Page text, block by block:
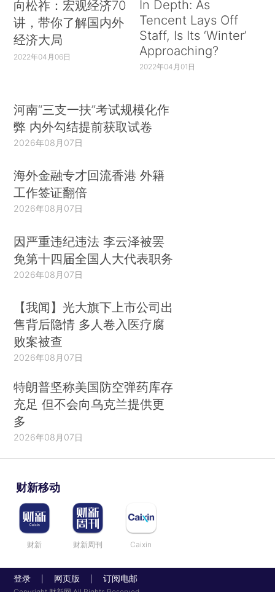
向松祚：宏观经济70
讲，带你了解国内外
经济大局
2022年04月06日
In Depth: As
Tencent Lays Off
Staff, Is Its ‘Winter’
Approaching?
2022年04月01日
河南“三支一扶”考试规模化作
弊 内外勾结提前获取试卷
2026年08月07日
海外金融专才回流香港 外籍
工作签证翻倍
2026年08月07日
因严重违纪违法 李云泽被罢
免第十四届全国人大代表职务
2026年08月07日
【我闻】光大旗下上市公司出
售背后隐情 多人卷入医疗腐
败案被查
2026年08月07日
特朗普坚称美国防空弹药库存
充足 但不会向乌克兰提供更
多
2026年08月07日
财新移动
财新 财新周刊 Caixin
登录 网页版 订阅电邮